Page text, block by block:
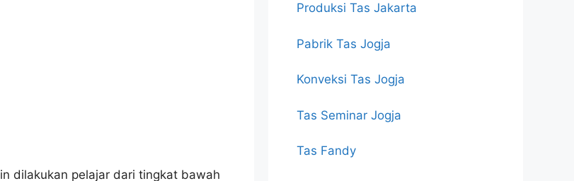
dilakukan pelajar dari tingkat bawah
Produksi Tas Jakarta
Pabrik Tas Jogja
Konveksi Tas Jogja
Tas Seminar Jogja
Tas Fandy